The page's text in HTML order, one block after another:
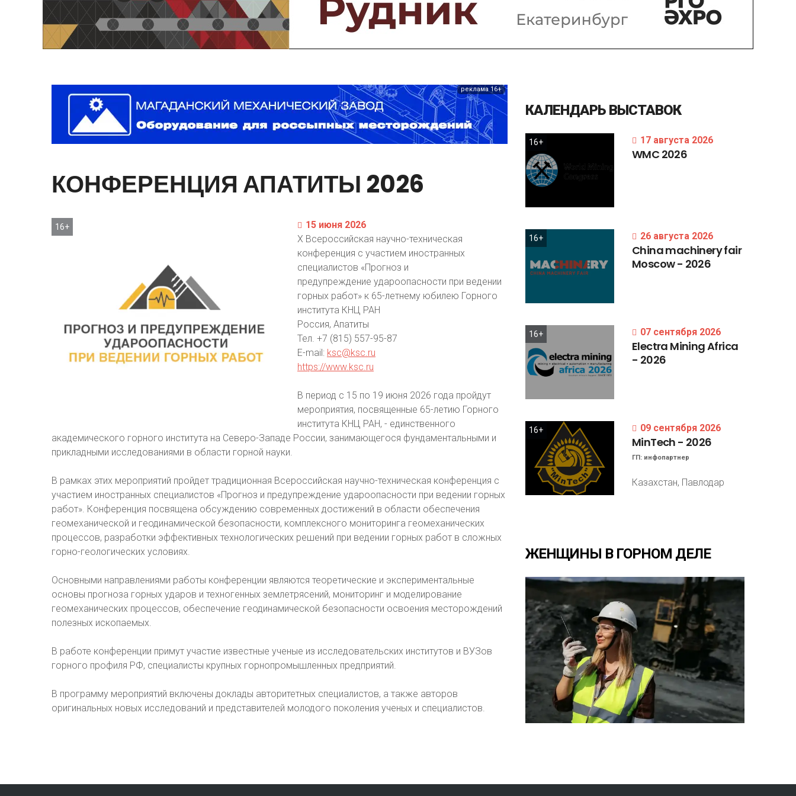
Предприятия и компании
Интервью
Выставки, Конференции
реклама 16+
КОНФЕРЕНЦИЯ АПАТИТЫ 2026
16+
15 июня 2026
X Всероссийская научно-техническая
конференция с участием иностранных
специалистов «Прогноз и
предупреждение удароопасности при ведении
горных работ» к 65-летнему юбилею Горного
института КНЦ РАН
Россия, Апатиты
Тел. +7 (815) 557-95-87
E-mail: ksc@ksc.ru
https://www.ksc.ru
В период с 15 по 19 июня 2026 года пройдут
мероприятия, посвященные 65-летию Горного
института КНЦ РАН, - единственного
академического горного института на Северо-Западе России, занимающегося фундаментальными и
прикладными исследованиями в области горной науки.
В рамках этих мероприятий пройдет традиционная Всероссийская научно-техническая конференция с
участием иностранных специалистов «Прогноз и предупреждение удароопасности при ведении горных
работ». Конференция посвящена обсуждению современных достижений в области обеспечения
геомеханической и геодинамической безопасности, комплексного мониторинга геомеханических
процессов, разработки эффективных технологических решений при ведении горных работ в сложных
горно-геологических условиях.
Основными направлениями работы конференции являются теоретические и экспериментальные
основы прогноза горных ударов и техногенных землетрясений, мониторинг и моделирование
геомеханических процессов, обеспечение геодинамической безопасности освоения месторождений
полезных ископаемых.
В работе конференции примут участие известные ученые из исследовательских институтов и ВУЗов
горного профиля РФ, специалисты крупных горнопромышленных предприятий.
В программу мероприятий включены доклады авторитетных специалистов, а также авторов
оригинальных новых исследований и представителей молодого поколения ученых и специалистов.
КАЛЕНДАРЬ ВЫСТАВОК
16+ 17 августа 2026
WMC 2026
16+ 26 августа 2026
Chinamachineryfair
Moscow- 2026
16+ 07 сентября 2026
Electra MiningAfrica
- 2026
16+ 09 сентября 2026
MinTech - 2026
ГП: инфопартнер
Казахстан, Павлодар
ЖЕНЩИНЫ В ГОРНОМ ДЕЛЕ